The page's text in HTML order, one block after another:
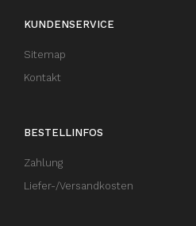
KUNDENSERVICE
Sitemap
Kontakt
BESTELLINFOS
Zahlung
Liefer-/Versandkosten